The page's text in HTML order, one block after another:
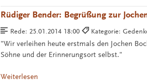
Rüdiger Bender: Begrüßung zur
Rede: 25.01.2014 18:00 Kategorie:
"Wir verleihen heute erstmals den Jochen
Söhne und der Erinnerungsort selbst."
Weiterlesen